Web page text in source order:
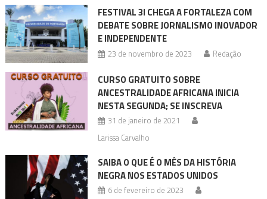
FESTIVAL 3I CHEGA A FORTALEZA COM
DEBATE SOBRE JORNALISMO INOVADOR
E INDEPENDENTE
23 de novembro de 2023 Redação
CURSO GRATUITO SOBRE
ANCESTRALIDADE AFRICANA INICIA
NESTA SEGUNDA; SE INSCREVA
31 de janeiro de 2021
Larissa Carvalho
SAIBA O QUE É O MÊS DA HISTÓRIA
NEGRA NOS ESTADOS UNIDOS
6 de fevereiro de 2023